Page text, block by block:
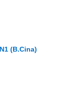
(B.Cina)